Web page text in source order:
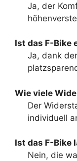
Ja, der
Ist das F-Bike
Ja, dank
Wie viele
Der
individuell
Ist das F-Bike
Nein, die